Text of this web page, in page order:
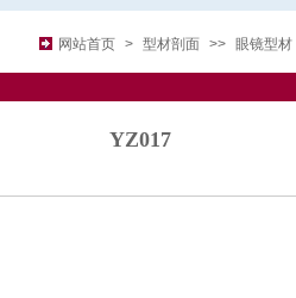
网站首页 > 型材剖面 >> 眼镜型材
YZ017